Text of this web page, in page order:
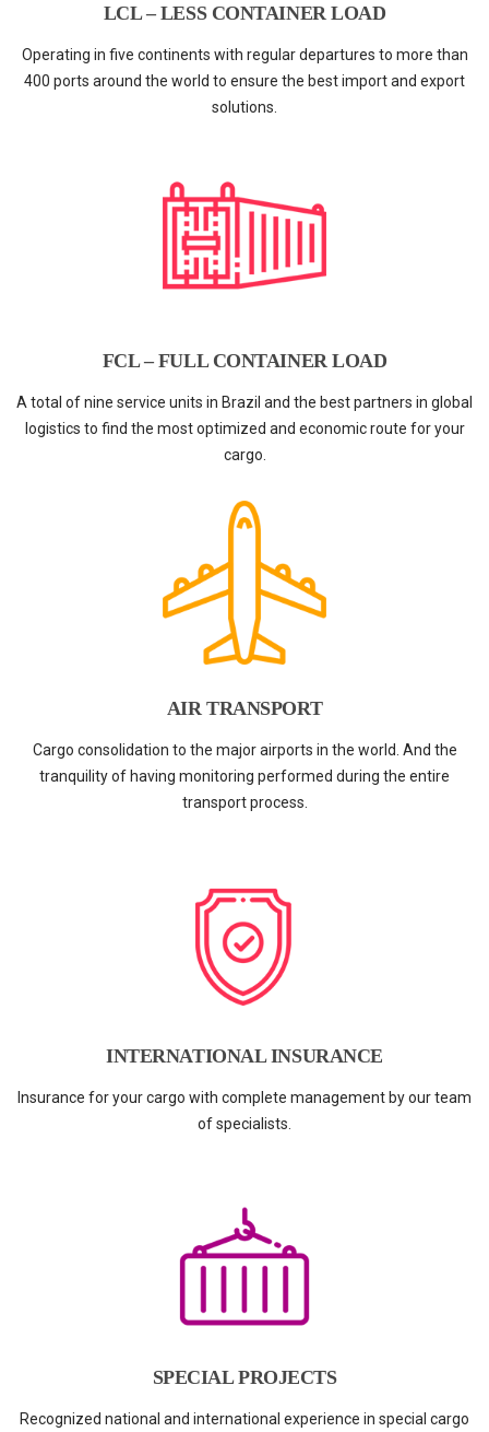
LCL – LESS CONTAINER LOAD
Operating in five continents with regular departures to more than
400 ports around the world to ensure the best import and export
solutions.
FCL – FULL CONTAINER LOAD
A total of nine service units in Brazil and the best partners in global
logistics to find the most optimized and economic route for your
cargo.
AIR TRANSPORT
Cargo consolidation to the major airports in the world. And the
tranquility of having monitoring performed during the entire
transport process.
INTERNATIONAL INSURANCE
Insurance for your cargo with complete management by our team
of specialists.
SPECIAL PROJECTS
Recognized national and international experience in special cargo